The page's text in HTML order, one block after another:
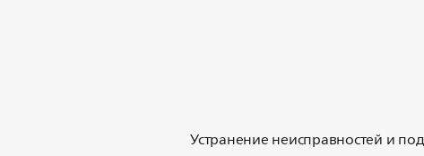
Устранение неисправностей и